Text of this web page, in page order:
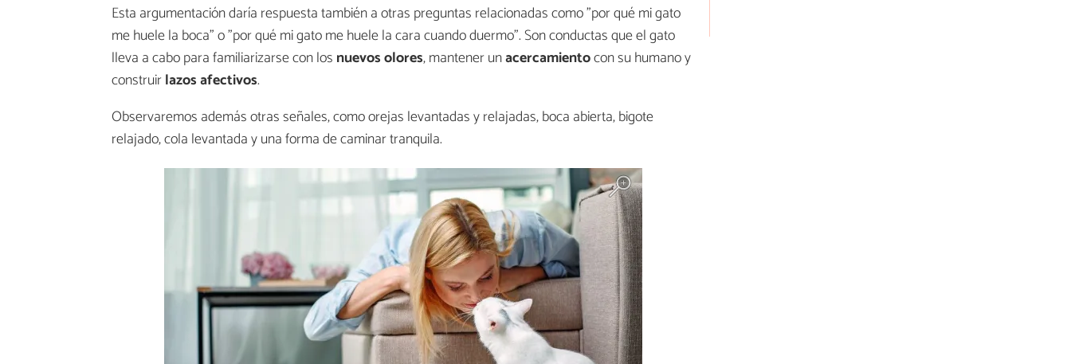
Esta argumentación daría respuesta también a otras preguntas relacionadas como "por qué mi gato
me huele la boca" o "por qué mi gato me huele la cara cuando duermo". Son conductas que el gato
lleva a cabo para familiarizarse con los nuevos olores, mantener unacercamientocon su humano y
construirlazos afectivos.
Observaremos además otras señales, como orejas levantadas y relajadas, boca abierta, bigote
relajado, cola levantada y una forma de caminar tranquila.